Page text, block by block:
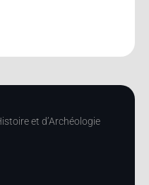
et d’Archéologie